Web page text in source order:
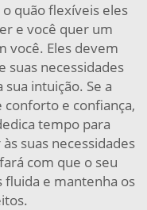
quão flexíveis eles
e você quer um
você. Eles devem
suas necessidades
intuição. Se a
e confiança,
tempo para
suas necessidades
com que o seu
e mantenha os